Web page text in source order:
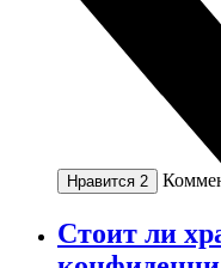
Нравится 2
Стоит ли